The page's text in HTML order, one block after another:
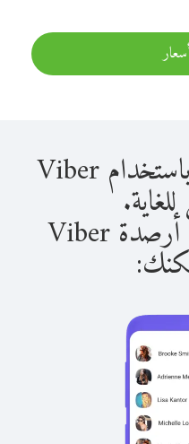
الاتصال على نيبال باستخدام Viber
بمجرد حصولك على أرصدة Viber